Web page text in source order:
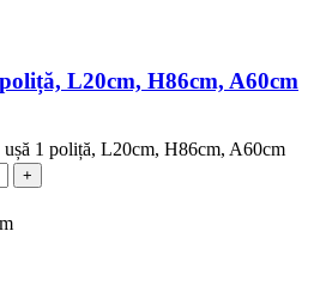
L20cm, H86cm, A60cm
1 poliță, L20cm, H86cm, A60cm